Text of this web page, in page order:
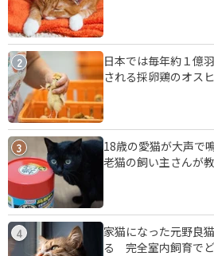
2
日本では毎年約１億
される採卵鶏のオス
3
18歳の愛猫が大声で
老猫の飼い主さんが
4
家猫になった元野良
る 完全室内飼育で